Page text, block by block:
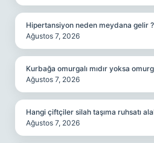
Hipertansiyon neden meydana gelir ?
Ağustos 7, 2026
Kurbağa omurgalı mıdır yoksa
Ağustos 7, 2026
Hangi çiftçiler silah taşıma ruhsatı
Ağustos 7, 2026